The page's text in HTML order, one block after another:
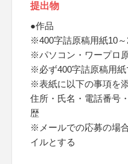
提出物
●作品
※400字詰原稿用紙10～
※パソコン・ワープロ
※必ず400字詰原稿用
※表紙に以下の事項を
住所・氏名・電話番号
歴
※メールでの応募の場
イルとする